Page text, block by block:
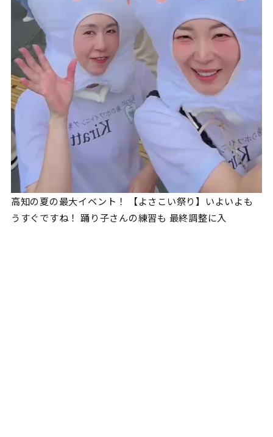
高知の夏の最大イベント！ 【よさこい祭り】いよいよも
うすぐですね！ 踊り子さんの練習も 最終調整に入